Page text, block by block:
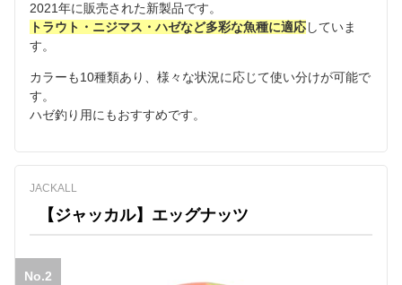
2021年に販売された新製品です。
トラウト・ニジマス・ハゼなど多彩な魚種に適応していま
す。
カラーも10種類あり、様々な状況に応じて使い分けが可能で
す。
ハゼ釣り用にもおすすめです。
JACKALL
【ジャッカル】エッグナッツ
No.2